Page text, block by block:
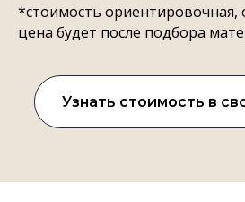
*стоимость ориентировочная,
цена будет после подбора
Узнать стоимость в